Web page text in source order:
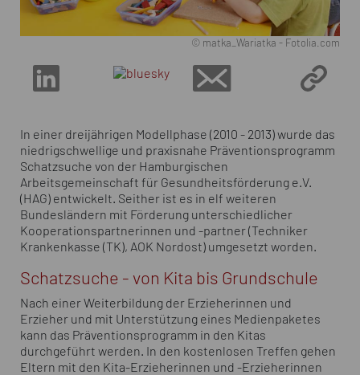
© matka_Wariatka - Fotolia.com
In einer dreijährigen Modellphase (2010 - 2013) wurde das
niedrigschwellige und praxisnahe Präventionsprogramm
Schatzsuche von der Hamburgischen
Arbeitsgemeinschaft für Gesundheitsförderung e.V.
(HAG) entwickelt. Seither ist es in elf weiteren
Bundesländern mit Förderung unterschiedlicher
Kooperationspartnerinnen und -partner (Techniker
Krankenkasse (TK), AOK Nordost) umgesetzt worden.
Schatzsuche - von Kita bis Grundschule
Nach einer Weiterbildung der Erzieherinnen und
Erzieher und mit Unterstützung eines Medienpaketes
kann das Präventionsprogramm in den Kitas
durchgeführt werden. In den kostenlosen Treffen gehen
Eltern mit den Kita-Erzieherinnen und -Erzieherinnen